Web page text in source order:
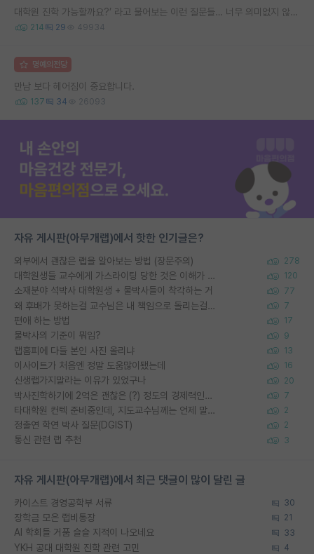
대학원 진학 가능할까요?’ 라고 물어보는 이런 질문들… 너무 의미없지 않나요?
214 29 49934
명예의전당
만남 보다 헤어짐이 중요합니다.
137 34 26093
자유 게시판(아무개랩)에서 핫한 인기글은?
외부에서 괜찮은 랩을 알아보는 방법 (장문주의) 278
대학원생들 교수에게 가스라이팅 당한 것은 이해가 갑니다. 안타깝네요. 120
소재분야 석박사 대학원생 + 물박사들이 착각하는 거 77
왜 후배가 못하는걸 교수님은 내 책임으로 돌리는걸까요? 7
편애 하는 방법 17
물박사의 기준이 뭐임? 9
랩홈피에 다들 본인 사진 올리냐 13
이사이트가 처음엔 정말 도움많이됐는데 16
신생랩가지말라는 이유가 있었구나 20
박사진학하기에 2억은 괜찮은 (?) 정도의 경제력인가요 7
타대학원 컨텍 준비중인데, 지도교수님께는 언제 말씀드려야 할까요? 2
정출연 학연 박사 질문(DGIST) 2
통신 관련 랩 추천 3
자유 게시판(아무개랩)에서 최근 댓글이 많이 달린 글
카이스트 경영공학부 서류 30
장학금 모은 랩비통장 21
AI 학회들 거품 슬슬 지적이 나오네요 33
YKH 공대 대학원 진학 관련 고민 4